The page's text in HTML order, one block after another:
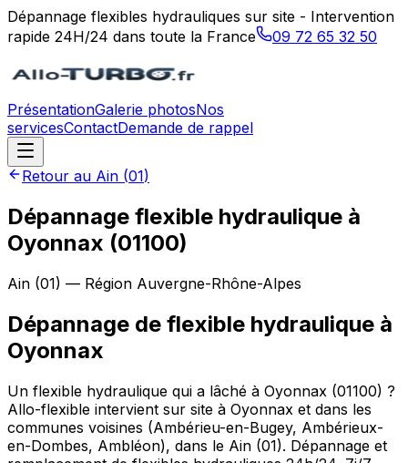
Dépannage flexibles hydrauliques sur site - Intervention
rapide 24H/24 dans toute la France
09 72 65 32 50
PrésentationGalerie photosNos
servicesContactDemande de rappel
Retour au Ain (01)
Dépannage flexible hydraulique à
Oyonnax (01100)
Ain (01) — Région Auvergne-Rhône-Alpes
Dépannage de flexible hydraulique à
Oyonnax
Un flexible hydraulique qui a lâché à Oyonnax (01100) ?
Allo-flexible intervient sur site à Oyonnax et dans les
communes voisines (Ambérieu-en-Bugey, Ambérieux-
en-Dombes, Ambléon), dans le Ain (01). Dépannage et